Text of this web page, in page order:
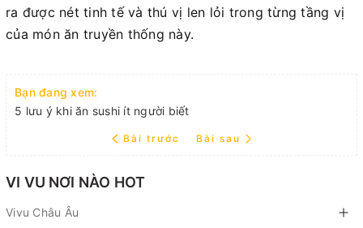
ra được nét tinh tế và thú vị len lỏi trong từng tầng vị
của món ăn truyền thống này.
Bạn đang xem:
5 lưu ý khi ăn sushi ít người biết
Bài trước Bài sau
VI VU NƠI NÀO HOT
Vivu Châu Âu